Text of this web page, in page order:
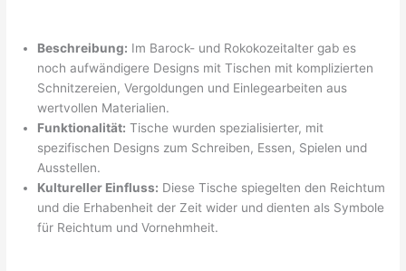
Beschreibung: Im Barock- und Rokokozeitalter gab es
noch aufwändigere Designs mit Tischen mit komplizierten
Schnitzereien, Vergoldungen und Einlegearbeiten aus
wertvollen Materialien.
Funktionalität: Tische wurden spezialisierter, mit
spezifischen Designs zum Schreiben, Essen, Spielen und
Ausstellen.
Kultureller Einfluss: Diese Tische spiegelten den Reichtum
und die Erhabenheit der Zeit wider und dienten als Symbole
für Reichtum und Vornehmheit.